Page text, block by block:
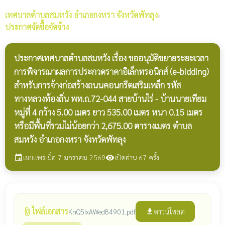
เทศบาลตำบลสมหวัง อำเภอกงหรา จังหวัดพัทลุง›
ประกาศจัดซื้อจัดจ้าง
ประกาศเทศบาลตำบลสมหวัง เรื่อง ขออนุมัติขยายระยะเวลา
การพิจารณาผลการประกวดราคาอิเล็กทรอนิกส์ (e-bidding)
สำหรับการจ้างก่อสร้างถนนคอนกรีตเสริมเหล็ก รหัส
ทางหลวงท้องถิ่น พท.ถ.72-044 สายบ้านไร่ - บ้านนายเทียม
หมู่ที่ 4 กว้าง 5.00 เมตร ยาว 535.00 เมตร หนา 0.15 เมตร
หรือมีพื้นที่รวมไม่น้อยกว่า 2,675.00 ตารางเมตร ตำบล
สมหวัง อำเภอกงหรา จังหวัดพัทลุง
eventเผยแพร่เมื่อ 7 มกราคม 2569visibilityเปิดอ่าน 67 ครั้ง
attach_file ไฟล์เอกสารKnQ5IxAWed84901.pdf file_download ดาวน์โหลด